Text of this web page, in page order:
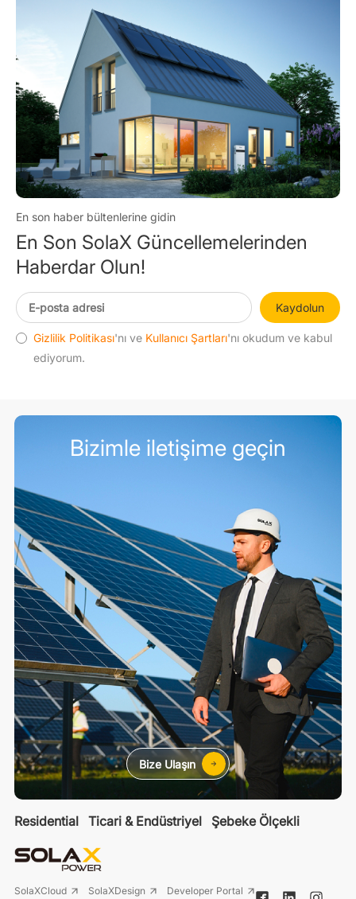
En son haber bültenlerine gidin
En Son SolaX Güncellemelerinden
Haberdar Olun!
Kaydolun
Gizlilik Politikası'nı ve Kullanıcı Şartları'nı okudum ve kabul
ediyorum.
Residential Ticari & Endüstriyel Şebeke Ölçekli
SolaXCloud SolaXDesign Developer Portal
Bizimle iletişime geçin
Bize Ulaşın